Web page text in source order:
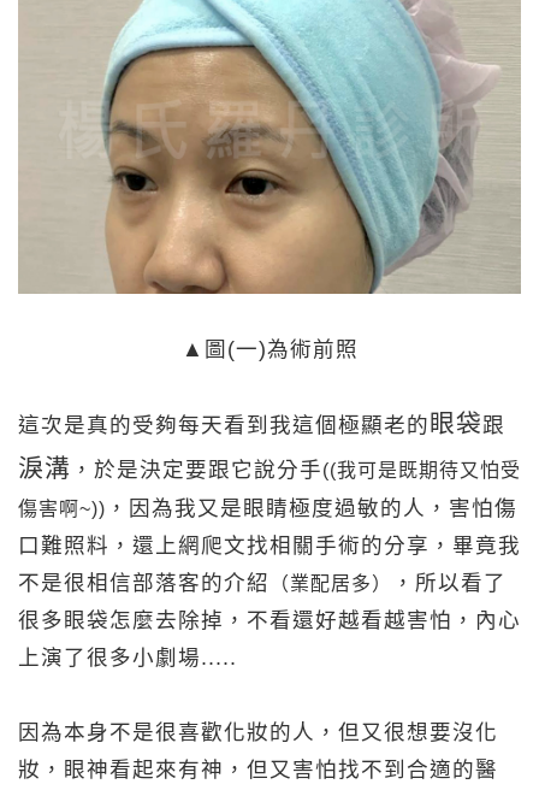
▲圖(一)為術前照
這次是真的受夠每天看到我這個極顯老的 眼袋跟
淚溝 ，於是決定要跟它說分手((我可是既期待又怕受
傷害啊~)) ，因為我又是眼睛極度過敏的人，害怕傷
口難照料，還上網爬文找相關手術的分享，畢竟我
不是很相信部落客的介紹
（業配居多）
，所以看了
很多眼袋怎麼去除掉，不看還好越看越害怕，內心
上演了很多小劇場.....
因為本身不是很喜歡化妝的人，但又很想要沒化
妝，眼神看起來有神，但又害怕找不到合適的醫